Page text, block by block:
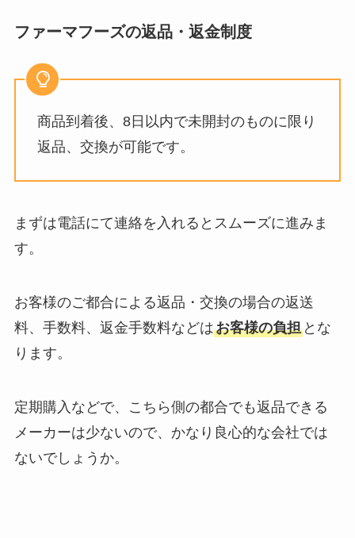
ファーマフーズの返品・返金制度
商品到着後、8日以内で未開封のものに限り
返品、交換が可能です。
まずは電話にて連絡を入れるとスムーズに進みま
す。
お客様のご都合による返品・交換の場合の返送
料、手数料、返金手数料などはお客様の負担とな
ります。
定期購入などで、こちら側の都合でも返品できる
メーカーは少ないので、かなり良心的な会社では
ないでしょうか。